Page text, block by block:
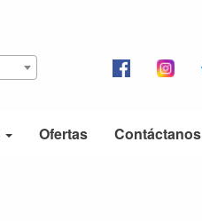
Ofertas Contáctanos